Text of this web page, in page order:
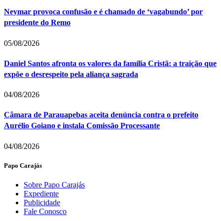
Neymar provoca confusão e é chamado de ‘vagabundo’ por
presidente do Remo
05/08/2026
Daniel Santos afronta os valores da família Cristã: a traição que
expõe o desrespeito pela aliança sagrada
04/08/2026
Câmara de Parauapebas aceita denúncia contra o prefeito
Aurélio Goiano e instala Comissão Processante
04/08/2026
Papo Carajás
Sobre Papo Carajás
Expediente
Publicidade
Fale Conosco